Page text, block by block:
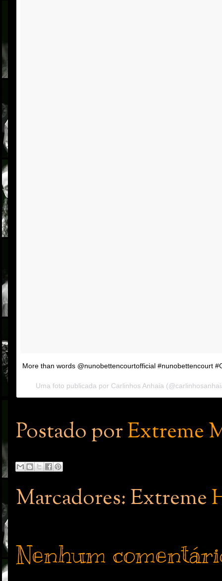
More than words @nunobettencourtofficial #nunobettencourt
Uma foto publicada por Carlinhos Anhaia
Postado porExtreme
Marcadores: Extreme
Nenhum